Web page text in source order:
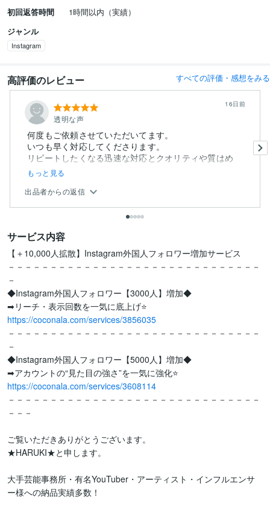
初回返答時間
1時間以内（実績）
ジャンル
Instagram
高評価のレビュー すべての評価・感想をみる
透明な声
16日前
何度もご依頼させていただいてます。
いつも早く対応してくださります。
リピートしたくなる迅速な対応とクオリティや質はめ
ち...
もっと見る
出品者からの返信
サービス内容
【＋10,000人拡散】Instagram外国人フォロワー増加サービス
－－－－－－－－－－－－－－－－－－－－－－－－－－－－－－
－
◆Instagram外国人フォロワー【3000人】増加◆
https://coconala.com/services/3856035
－－－－－－－－－－－－－－－－－－－－－－－－－－－－－－
－
◆Instagram外国人フォロワー【5000人】増加◆
https://coconala.com/services/3608114
－－－－－－－－－－－－－－－－－－－－－－－－－－－－－－
－－－
ご覧いただきありがとうございます。
★HARUKI★と申します。
大手芸能事務所・有名YouTuber・アーティスト・インフルエンサ
ー様への納品実績多数！